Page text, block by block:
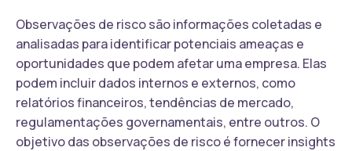
Observações de risco são informações coletadas e
analisadas para identificar potenciais ameaças e
oportunidades que podem afetar uma empresa. Elas
podem incluir dados internos e externos, como
relatórios financeiros, tendências de mercado,
regulamentações governamentais, entre outros. O
objetivo das observações de risco é fornecer insights